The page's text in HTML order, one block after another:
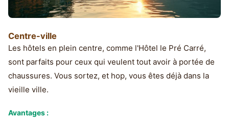
Centre-ville
Les hôtels en plein centre, comme l'Hôtel le Pré Carré,
sont parfaits pour ceux qui veulent tout avoir à portée de
chaussures. Vous sortez, et hop, vous êtes déjà dans la
vieille ville.
Avantages :